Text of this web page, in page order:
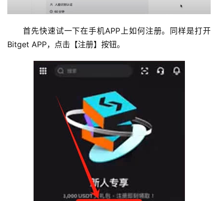
首先快速试一下在手机APP上如何注册。同样是打开
Bitget APP，点击【注册】按钮。